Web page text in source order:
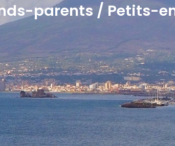
parents / Petits-